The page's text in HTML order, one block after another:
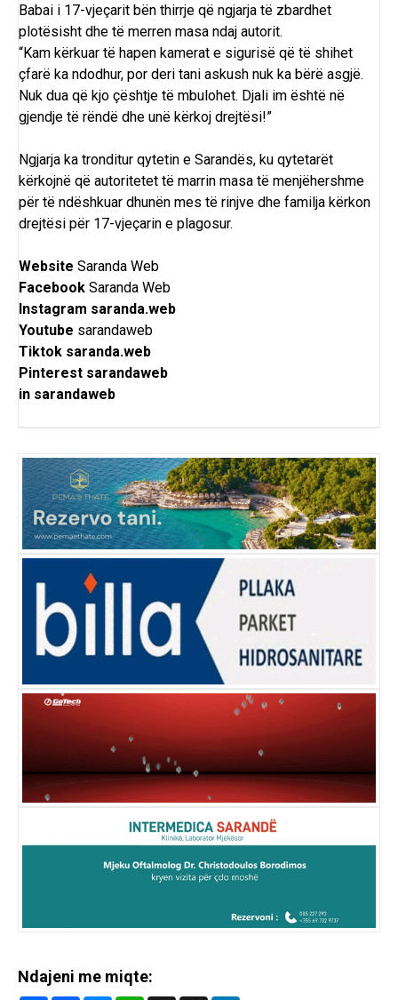
Babai i 17-vjeçarit bën thirrje që ngjarja të zbardhet
plotësisht dhe të merren masa ndaj autorit.
“Kam kërkuar të hapen kamerat e sigurisë që të shihet
çfarë ka ndodhur, por deri tani askush nuk ka bërë asgjë.
Nuk dua që kjo çështje të mbulohet. Djali im është në
gjendje të rëndë dhe unë kërkoj drejtësi!”
Ngjarja ka tronditur qytetin e Sarandës, ku qytetarët
kërkojnë që autoritetet të marrin masa të menjëhershme
për të ndëshkuar dhunën mes të rinjve dhe familja kërkon
drejtësi për 17-vjeçarin e plagosur.
Website Saranda Web
Facebook Saranda Web
Instagram saranda.web
Youtube sarandaweb
Tiktok saranda.web
Pinterest sarandaweb
in sarandaweb
Ndajeni me miqte: